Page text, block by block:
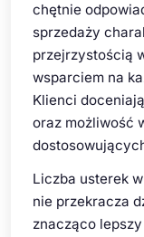
chętnie
sprzedaży
przejrzystością
wsparciem na
Klienci
oraz możliwość
Liczba usterek
nie przekracza
znacząco